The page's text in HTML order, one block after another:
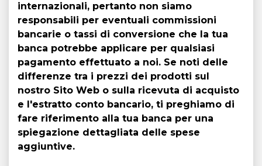
internazionali, pertanto non siamo
responsabili per eventuali commissioni
bancarie o tassi di conversione che la tua
banca potrebbe applicare per qualsiasi
pagamento effettuato a noi. Se noti delle
differenze tra i prezzi dei prodotti sul
nostro Sito Web o sulla ricevuta di acquisto
e l'estratto conto bancario, ti preghiamo di
fare riferimento alla tua banca per una
spiegazione dettagliata delle spese
aggiuntive.